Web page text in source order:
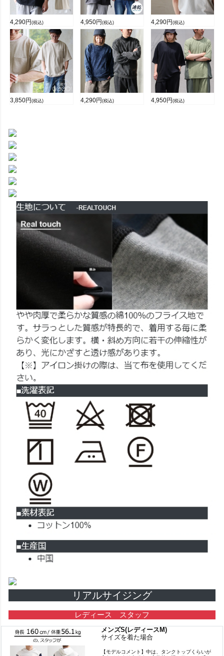
4,290円(税込) 4,950円(税込) 4,290円(税込)
3,850円(税込) 4,290円(税込) 4,950円(税込)
リアルサイジング
レディース スタッフ
メンズS(レディースM)
サイズを着た場合
【モデルコメント】中は、タンクトップくらいが